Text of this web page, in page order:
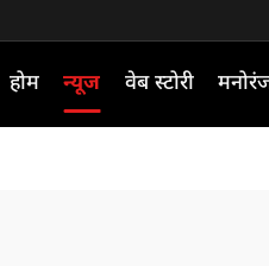
होम न्यूज वेब स्टोरी